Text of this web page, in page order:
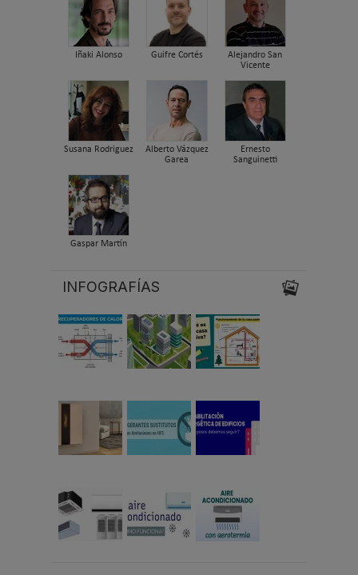
Iñaki Alonso Guifre Cortés
Alejandro San
Vicente
Susana Rodriguez
Alberto Vázquez
Garea
Ernesto
Sanguinetti
Gaspar Martín
INFOGRAFÍAS